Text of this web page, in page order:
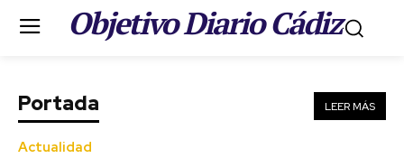
Objetivo Diario Cádiz.
LEER MÁS
Portada
Actualidad